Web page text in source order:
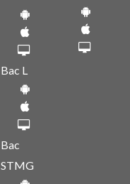
Bac L
Bac
STMG